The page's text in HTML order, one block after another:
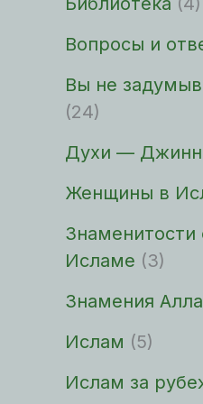
Вопросы и
Вы не
(24)
Духи —
Женщины в
Знаменитости
Исламе (3)
Знамения
Ислам (5)
Ислам за